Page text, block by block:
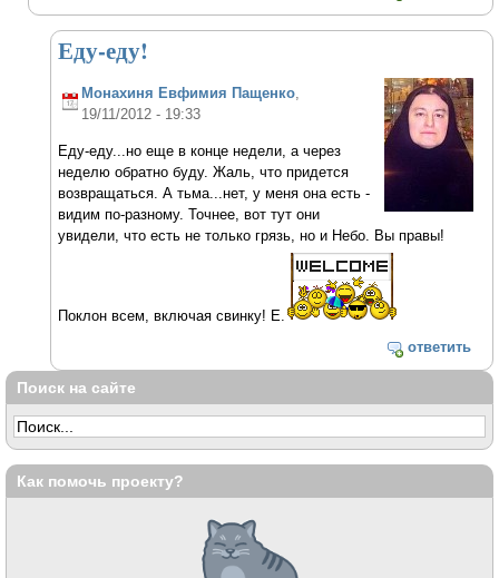
Еду-еду!
Монахиня Евфимия Пащенко
19/11/2012 - 19:33
Еду-еду...но еще в конце недели, а через
неделю обратно буду. Жаль, что придется
возвращаться. А тьма...нет, у меня она есть -
видим по-разному. Точнее, вот тут они
увидели, что есть не только грязь, но и Небо. Вы правы!
Поклон всем, включая свинку! Е.
ответить
Поиск на сайте
Как помочь проекту?